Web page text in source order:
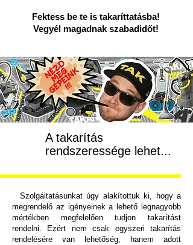
Fektess be te is takaríttatásba!
Vegyél magadnak szabadidőt!
A takarítás
rendszeressége lehet...
Szolgáltatásunkat úgy alakítottuk ki, hogy a
megrendelő az igényeinek a lehető legnagyobb
mértékben megfelelően tudjon takarítást
rendelni. Ezért nem csak egyszeri takarítás
rendelésére van lehetőség, hanem adott